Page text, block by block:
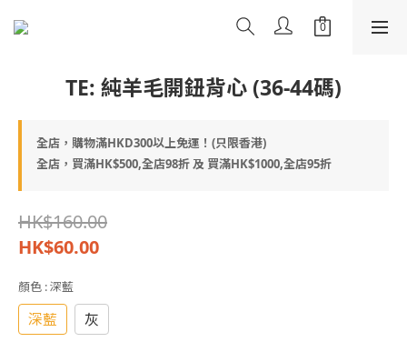
TE: 純羊毛開鈕背心 (36-44碼)
全店，購物滿HKD300以上免運！(只限香港)
全店，買滿HK$500,全店98折 及 買滿HK$1000,全店95折
HK$160.00
HK$60.00
顏色 : 深藍
深藍 灰